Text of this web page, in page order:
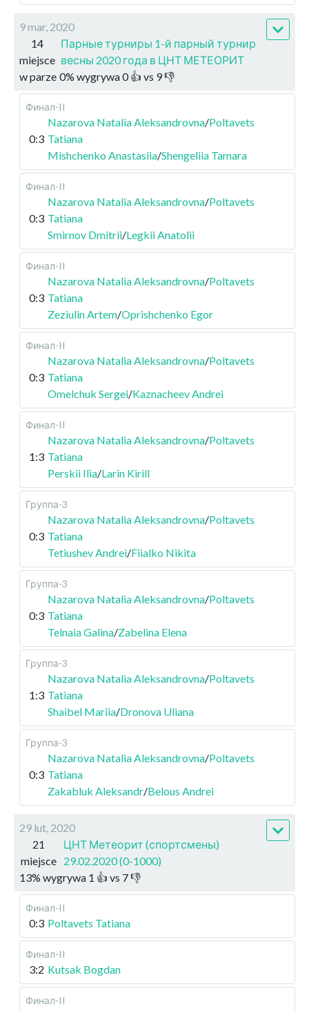
9 mar, 2020
14
miejsce
Парные турниры 1-й парный турнир
весны 2020 года в ЦНТ МЕТЕОРИТ
w parze 0% wygrywa0👍 vs 9👎
Финал-II
0:3
Nazarova Natalia Aleksandrovna/Poltavets
Tatiana
Mishchenko Anastasiia/Shengeliia Tamara
Финал-II
0:3
Nazarova Natalia Aleksandrovna/Poltavets
Tatiana
Smirnov Dmitrii/Legkii Anatolii
Финал-II
0:3
Nazarova Natalia Aleksandrovna/Poltavets
Tatiana
Zeziulin Artem/Oprishchenko Egor
Финал-II
0:3
Nazarova Natalia Aleksandrovna/Poltavets
Tatiana
Omelchuk Sergei/Kaznacheev Andrei
Финал-II
1:3
Nazarova Natalia Aleksandrovna/Poltavets
Tatiana
Perskii Ilia/Larin Kirill
Группа-3
0:3
Nazarova Natalia Aleksandrovna/Poltavets
Tatiana
Tetiushev Andrei/Fiialko Nikita
Группа-3
0:3
Nazarova Natalia Aleksandrovna/Poltavets
Tatiana
Telnaia Galina/Zabelina Elena
Группа-3
1:3
Nazarova Natalia Aleksandrovna/Poltavets
Tatiana
Shaibel Mariia/Dronova Uliana
Группа-3
0:3
Nazarova Natalia Aleksandrovna/Poltavets
Tatiana
Zakabluk Aleksandr/Belous Andrei
29 lut, 2020
21
miejsce
ЦНТ Метеорит (спортсмены)
29.02.2020 (0-1000)
13% wygrywa 1 👍 vs 7👎
Финал-II
0:3 Poltavets Tatiana
Финал-II
3:2 Kutsak Bogdan
Финал-II